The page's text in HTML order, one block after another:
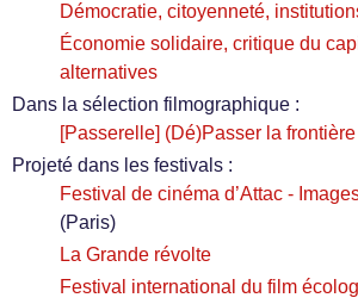
Démocratie, citoyenneté,
Économie solidaire, critique du
alternatives
Dans la sélection filmographique :
[Passerelle] (Dé)Passer la frontière
Projeté dans les festivals :
Festival de cinéma d’Attac -
(Paris)
La Grande révolte
Festival international du film